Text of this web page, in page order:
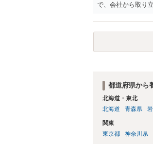
で、会社から取り
ても取れなくても
きるのでしょうか
士に頼む必要は無
都道府県から
北海道・東北
北海道
青森県
関東
東京都
神奈川県